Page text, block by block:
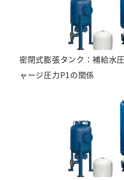
密閉式膨張タンク：補給水
ャージ圧力P1の関係